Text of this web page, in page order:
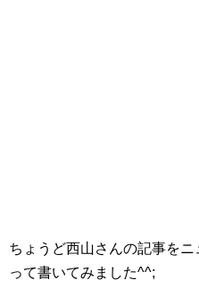
ちょうど西山さんの記事を
って書いてみました^^;